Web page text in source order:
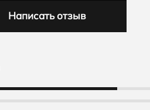
Написать отзыв